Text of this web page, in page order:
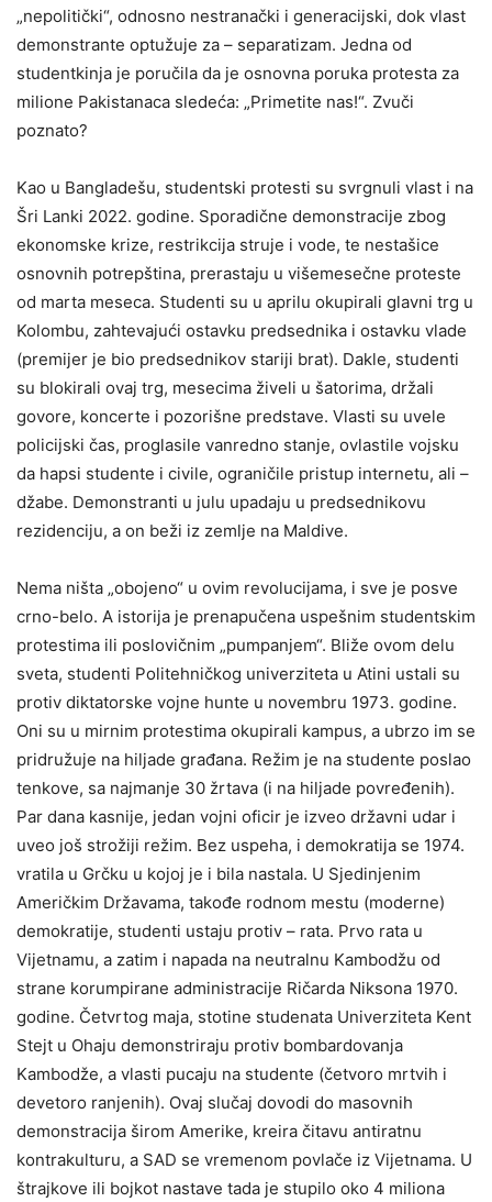
„nepolitički“, odnosno nestranački i generacijski, dok vlast
demonstrante optužuje za – separatizam. Jedna od
studentkinja je poručila da je osnovna poruka protesta za
milione Pakistanaca sledeća: „Primetite nas!“. Zvuči
poznato?
Kao u Bangladešu, studentski protesti su svrgnuli vlast i na
Šri Lanki 2022. godine. Sporadične demonstracije zbog
ekonomske krize, restrikcija struje i vode, te nestašice
osnovnih potrepština, prerastaju u višemesečne proteste
od marta meseca. Studenti su u aprilu okupirali glavni trg u
Kolombu, zahtevajući ostavku predsednika i ostavku vlade
(premijer je bio predsednikov stariji brat). Dakle, studenti
su blokirali ovaj trg, mesecima živeli u šatorima, držali
govore, koncerte i pozorišne predstave. Vlasti su uvele
policijski čas, proglasile vanredno stanje, ovlastile vojsku
da hapsi studente i civile, ograničile pristup internetu, ali –
džabe. Demonstranti u julu upadaju u predsednikovu
rezidenciju, a on beži iz zemlje na Maldive.
Nema ništa „obojeno“ u ovim revolucijama, i sve je posve
crno-belo. A istorija je prenapučena uspešnim studentskim
protestima ili poslovičnim „pumpanjem“. Bliže ovom delu
sveta, studenti Politehničkog univerziteta u Atini ustali su
protiv diktatorske vojne hunte u novembru 1973. godine.
Oni su u mirnim protestima okupirali kampus, a ubrzo im se
pridružuje na hiljade građana. Režim je na studente poslao
tenkove, sa najmanje 30 žrtava (i na hiljade povređenih).
Par dana kasnije, jedan vojni oficir je izveo državni udar i
uveo još strožiji režim. Bez uspeha, i demokratija se 1974.
vratila u Grčku u kojoj je i bila nastala. U Sjedinjenim
Američkim Državama, takođe rodnom mestu (moderne)
demokratije, studenti ustaju protiv – rata. Prvo rata u
Vijetnamu, a zatim i napada na neutralnu Kambodžu od
strane korumpirane administracije Ričarda Niksona 1970.
godine. Četvrtog maja, stotine studenata Univerziteta Kent
Stejt u Ohaju demonstriraju protiv bombardovanja
Kambodže, a vlasti pucaju na studente (četvoro mrtvih i
devetoro ranjenih). Ovaj slučaj dovodi do masovnih
demonstracija širom Amerike, kreira čitavu antiratnu
kontrakulturu, a SAD se vremenom povlače iz Vijetnama. U
štrajkove ili bojkot nastave tada je stupilo oko 4 miliona